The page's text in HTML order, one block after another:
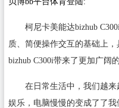
柯尼卡美能达bizhub C300i
质、简便操作交互的基础上
bizhub C300i带来了更加广阔
在日常生活中，我们越来
娱乐，电脑慢慢的变成了了